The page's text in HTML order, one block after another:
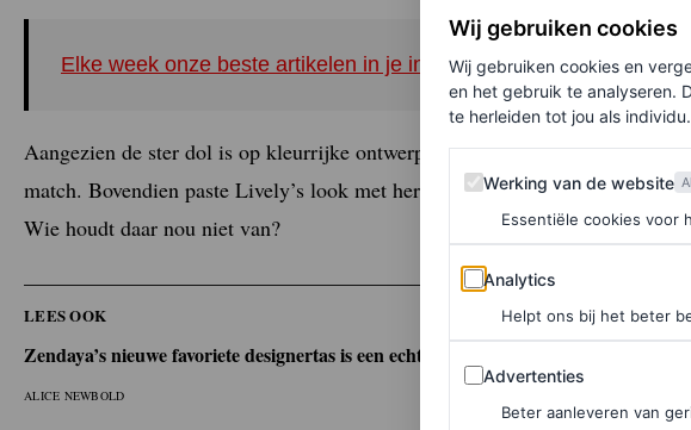
Elke week onze beste artikelen in je inbox? Schrijf je hier in voor
Aangezien de ster dol is op kleurrijke ontwerpen en volumineuze
match. Bovendien paste Lively’s look met herfstachtige oranje en roze tinten
Wie houdt daar nou niet van?
LEES OOK
Zendaya’s nieuwe favoriete designertas is een echte klassieker
ALICE NEWBOLD
Wij gebruiken cookies
Wij gebruiken cookies en
en het gebruik te analyseren.
te herleiden tot jou als individu.
Werking van de website
Werking van de website
Essentiële cookies voor
Analytics
Analytics
Helpt ons bij het beter
Advertenties
Advertenties
Beter aanleveren van